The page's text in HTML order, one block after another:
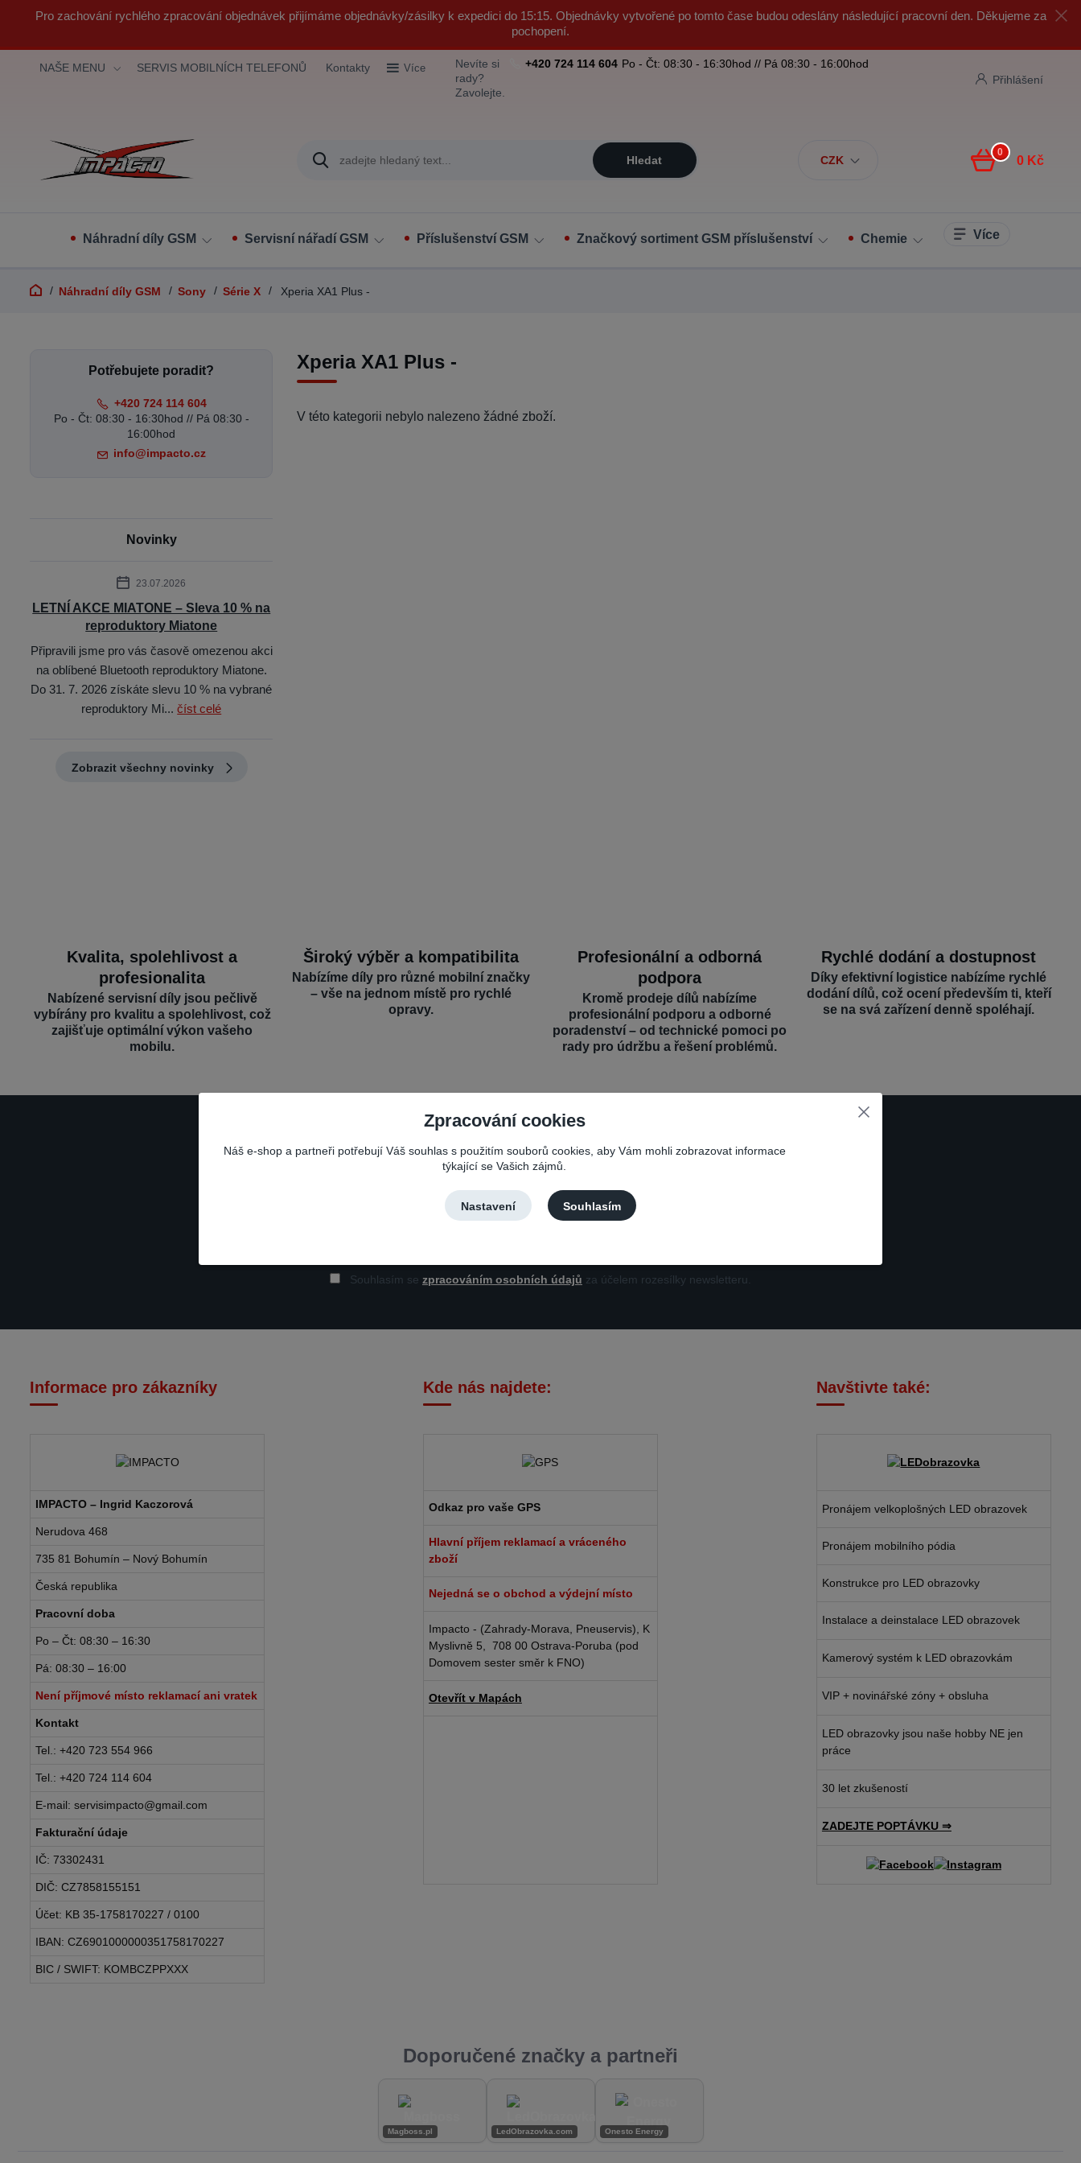
Pro zachování rychlého zpracování objednávek přijímáme objednávky/zásilky k expedici do 15:15. Objednávky vytvořené po tomto čase budou odeslány následující pracovní den. Děkujeme za
pochopení.
NAŠE MENU SERVIS MOBILNÍCH TELEFONŮ Kontakty Více
CZK
Přihlášení
Hledat
Nevíte si
rady?
Zavolejte.
+420 724 114 604 Po - Čt: 08:30 - 16:30hod // Pá 08:30 - 16:00hod
0
0 Kč
Náhradní díly GSM Servisní nářadí GSM Příslušenství GSM Značkový sortiment GSM příslušenství Chemie Více
Náhradní díly GSM Sony Série X Xperia XA1 Plus -
Xperia XA1 Plus -
V této kategorii nebylo nalezeno žádné zboží.
Potřebujete poradit?
+420 724 114 604
Po - Čt: 08:30 - 16:30hod // Pá 08:30 -
16:00hod
info@impacto.cz
Novinky
23.07.2026
LETNÍ AKCE MIATONE – Sleva 10 % na
reproduktory Miatone
Připravili jsme pro vás časově omezenou akci
na oblíbené Bluetooth reproduktory Miatone.
Do 31. 7. 2026 získáte slevu 10 % na vybrané
reproduktory Mi...číst celé
Zobrazit všechny novinky
Kvalita, spolehlivost a
profesionalita
Nabízené servisní díly jsou pečlivě
vybírány pro kvalitu a spolehlivost, což
zajišťuje optimální výkon vašeho
mobilu.
Široký výběr a kompatibilita
Nabízíme díly pro různé mobilní značky
– vše na jednom místě pro rychlé
opravy.
Profesionální a odborná
podpora
Kromě prodeje dílů nabízíme
profesionální podporu a odborné
poradenství – od technické pomoci po
rady pro údržbu a řešení problémů.
Rychlé dodání a dostupnost
Díky efektivní logistice nabízíme rychlé
dodání dílů, což ocení především ti, kteří
se na svá zařízení denně spoléhají.
Nepropásněte novinky, akce a slevy!
Souhlasím se zpracováním osobních údajů za účelem rozesílky newsletteru.
Informace pro zákazníky
IMPACTO – Ingrid Kaczorová
Nerudova 468
735 81 Bohumín – Nový Bohumín
Česká republika
Pracovní doba
Po – Čt: 08:30 – 16:30
Pá: 08:30 – 16:00
Není příjmové místo reklamací ani vratek
Kontakt
Tel.: +420 723 554 966
Tel.: +420 724 114 604
E-mail: servisimpacto@gmail.com
Fakturační údaje
IČ: 73302431
DIČ: CZ7858155151
Účet: KB 35-1758170227 / 0100
IBAN: CZ6901000000351758170227
BIC / SWIFT: KOMBCZPPXXX
Kde nás najdete:
Odkaz pro vaše GPS
Hlavní příjem reklamací a vráceného
zboží
Nejedná se o obchod a výdejní místo
Impacto - (Zahrady-Morava, Pneuservis), K
Myslivně 5, 708 00 Ostrava-Poruba (pod
Domovem sester směr k FNO)
Otevřít v Mapách
Navštivte také:
Pronájem velkoplošných LED obrazovek
Pronájem mobilního pódia
Konstrukce pro LED obrazovky
Instalace a deinstalace LED obrazovek
Kamerový systém k LED obrazovkám
VIP + novinářské zóny + obsluha
LED obrazovky jsou naše hobby NE jen
práce
30 let zkušeností
ZADEJTE POPTÁVKU ⇒
Doporučené značky a partneři
Magboss.pl LedObrazovka.com Onesto Energy
Zpracování cookies
Náš e-shop a partneři potřebují Váš souhlas s použitím souborů cookies, aby Vám mohli zobrazovat informace
týkající se Vašich zájmů.
Nastavení Souhlasím